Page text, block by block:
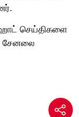
ஹாட் செய்திகளை
சேனலை